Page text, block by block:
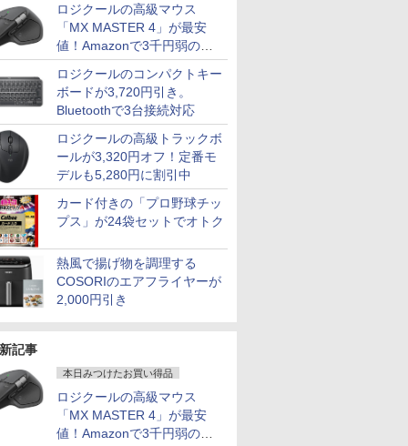
ロジクールの高級マウス
「MX MASTER 4」が最安
値！Amazonで3千円弱の割
引
ロジクールのコンパクトキー
ボードが3,720円引き。
Bluetoothで3台接続対応
ロジクールの高級トラックボ
ールが3,320円オフ！定番モ
デルも5,280円に割引中
カード付きの「プロ野球チッ
プス」が24袋セットでオトク
熱風で揚げ物を調理する
COSORIのエアフライヤーが
2,000円引き
記事
本日みつけたお買い得品
ロジクールの高級マウス
「MX MASTER 4」が最安
値！Amazonで3千円弱の割